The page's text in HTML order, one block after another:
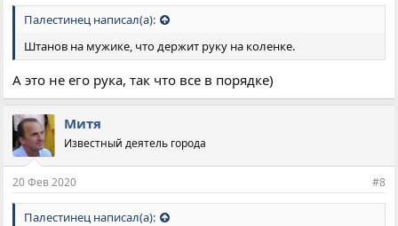
Палестинец написал(а):
Штанов на мужике, что держит руку на коленке.
А это не его рука, так что все в порядке)
Митя
Известный деятель города
20 Фев 2020 #8
Палестинец написал(а):